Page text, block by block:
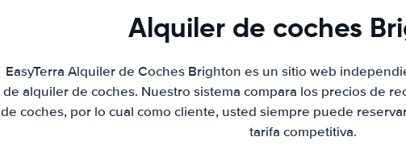
Alquiler de coches
EasyTerra Alquiler de Coches Brighton es un sitio web
de alquiler de coches. Nuestro sistema compara los precios de
de coches, por lo cual como cliente, usted siempre puede
tarifa competitiva.